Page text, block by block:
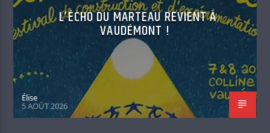
L’ÉCHO DU MARTEAU REVIENT À
VAUDÉMONT !
Élise
5 AOÛT 2026